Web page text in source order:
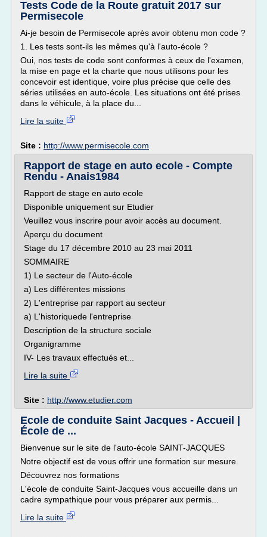
Tests Code de la Route gratuit 2017 sur
Permisecole
Ai-je besoin de Permisecole après avoir obtenu mon code ?
1. Les tests sont-ils les mêmes qu'à l'auto-école ?
Oui, nos tests de code sont conformes à ceux de l'examen,
la mise en page et la charte que nous utilisons pour les
concevoir est identique, voire plus précise que celle des
séries utilisées en auto-école. Les situations ont été prises
dans le véhicule, à la place du...
Lire la suite
Site : http://www.permisecole.com
Rapport de stage en auto ecole - Compte
Rendu - Anais1984
Rapport de stage en auto ecole
Disponible uniquement sur Etudier
Veuillez vous inscrire pour avoir accès au document.
Aperçu du document
Stage du 17 décembre 2010 au 23 mai 2011
SOMMAIRE
1) Le secteur de l'Auto-école
a) Les différentes missions
2) L'entreprise par rapport au secteur
a) L'historiquede l'entreprise
Description de la structure sociale
Organigramme
IV- Les travaux effectués et...
Lire la suite
Site : http://www.etudier.com
Ecole de conduite Saint Jacques - Accueil |
École de ...
Bienvenue sur le site de l'auto-école SAINT-JACQUES
Notre objectif est de vous offrir une formation sur mesure.
Découvrez nos formations
L'école de conduite Saint-Jacques vous accueille dans un
cadre sympathique pour vous préparer aux permis...
Lire la suite